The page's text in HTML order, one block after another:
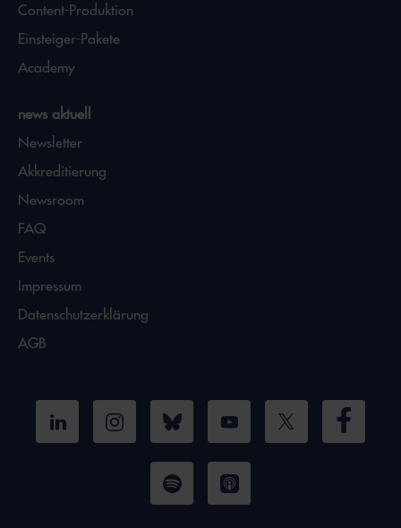
Content-Produktion
Einsteiger-Pakete
Academy
news aktuell
Newsletter
Akkreditierung
Newsroom
FAQ
Events
Impressum
Datenschutzerklärung
AGB